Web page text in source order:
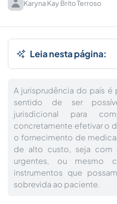
Karyna Kay Brito Terroso
Leia nesta página:
A jurisprudência do país é
sentido de ser
jurisdicional para
concretamente efetivar o
o fornecimento de
de alto custo, seja com
urgentes, ou mesmo
instrumentos que
sobrevida ao paciente.